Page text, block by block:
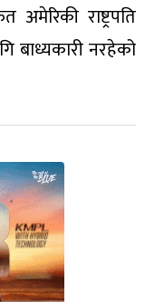
राष्ट्रपति
बाध्यकारी नरहेको